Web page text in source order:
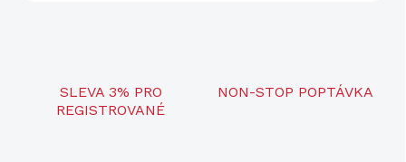
SLEVA 3% PRO
REGISTROVANÉ
NON-STOP POPTÁVKA